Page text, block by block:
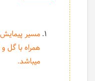
همراه با گل
میباشد.